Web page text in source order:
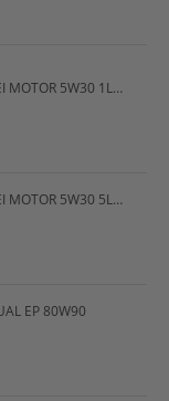
A000989970101 ULEI MOTOR 5W30 1L MERCEDES
A000989970105 ULEI MOTOR 5W30 5L MERCEDES
EP 80W90